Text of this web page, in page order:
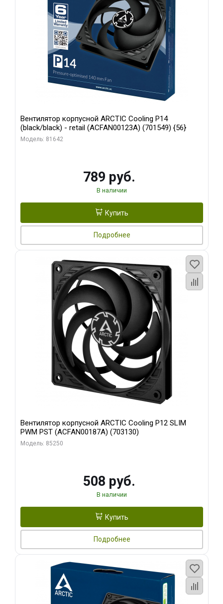
Вентилятор корпусной ARCTIC Cooling P14
(black/black) - retail (ACFAN00123A) (701549) {56}
Модель: 81642
789 руб.
В наличии
Купить
Подробнее
Вентилятор корпусной ARCTIC Cooling P12 SLIM
PWM PST (ACFAN00187A) (703130)
Модель: 85250
508 руб.
В наличии
Купить
Подробнее